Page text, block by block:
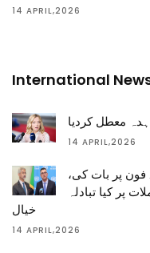
14 APRIL,2026
International
معطل کردیا
14 APRIL,2026
پر بات کی،
پر کیا تبادلہ
خیال
14 APRIL,2026